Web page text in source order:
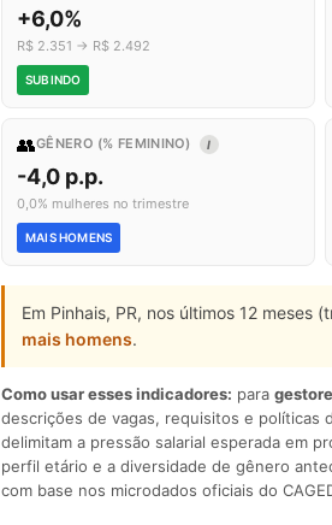
+6,0%
R$ 2.351 → R$ 2.492
SUBINDO
👥GÊNERO (% FEMININO) I
-4,0 p.p.
0,0% mulheres no trimestre
MAIS HOMENS
Em Pinhais, PR, nos últimos 12
mais homens.
Como usar esses indicadores: para
descrições de vagas, requisitos e políticas
delimitam a pressão salarial esperada em
perfil etário e a diversidade de gênero
com base nos microdados oficiais do